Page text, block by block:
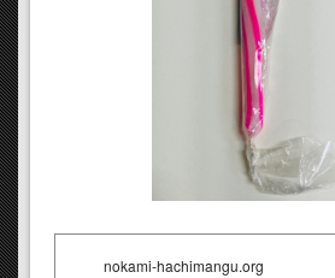
nokami-hachimangu.org